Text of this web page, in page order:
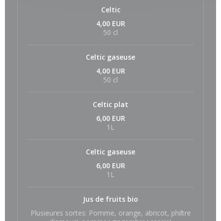
Celtic
4,00 EUR
50 cl
Celtic gaseuse
4,00 EUR
50 cl
Celtic plat
6,00 EUR
1L
Celtic gaseuse
6,00 EUR
1L
Jus de fruits bio
Plusieures sortes: Pomme, orange, abricot, philtre